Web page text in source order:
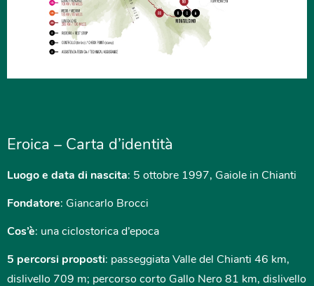
Eroica – Carta d’identità
Luogo e data di nascita: 5 ottobre 1997, Gaiole in Chianti
Fondatore: Giancarlo Brocci
Cos’è: una ciclostorica d’epoca
5 percorsi proposti: passeggiata Valle del Chianti 46 km,
dislivello 709 m; percorso corto Gallo Nero 81 km, dislivello